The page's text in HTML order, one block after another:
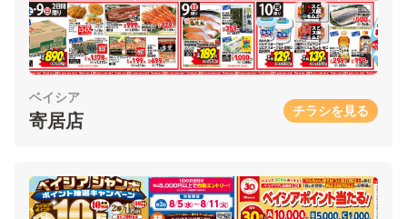
ベイシア
寄居店 チラシを見る